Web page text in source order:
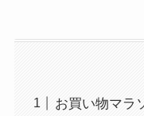
お買い物マラ